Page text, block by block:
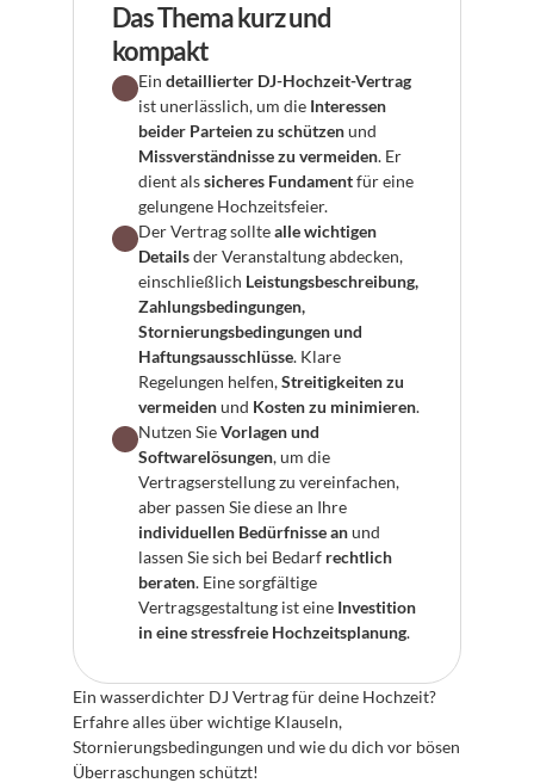
Das Thema kurz und
kompakt
Ein detaillierter DJ-Hochzeit-Vertrag
ist unerlässlich, um die Interessen
beider Parteien zu schützen
Missverständnisse zu vermeiden. Er
dient als sicheres Fundament für eine
gelungene Hochzeitsfeier.
Der Vertrag sollte alle wichtigen
Details der Veranstaltung abdecken,
einschließlich Leistungsbeschreibung,
Zahlungsbedingungen,
Stornierungsbedingungen und
Haftungsausschlüsse. Klare
Regelungen helfen, Streitigkeiten zu
vermeiden und Kosten zu minimieren.
Nutzen Sie Vorlagen und
Softwarelösungen, um die
Vertragserstellung zu vereinfachen,
individuellen Bedürfnisse an und
lassen Sie sich bei Bedarf rechtlich
beraten. Eine sorgfältige
Vertragsgestaltung ist eine Investition
in eine stressfreie Hochzeitsplanung.
Ein wasserdichter DJ Vertrag für deine Hochzeit?
Erfahre alles über wichtige Klauseln,
Stornierungsbedingungen und wie du dich vor bösen
Überraschungen schützt!